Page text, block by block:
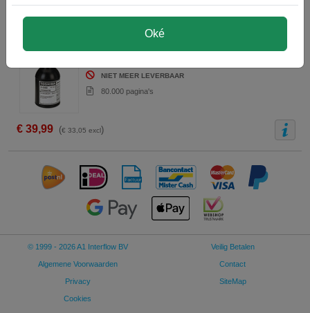
Toshiba D-2060 developer zwart (origineel)
NIET MEER LEVERBAAR
80.000 pagina's
€ 39,99 (€ 33,05 excl)
© 1999 - 2026 A1 Interflow BV
Algemene Voorwaarden
Privacy
Cookies
Veilig Betalen
Contact
SiteMap
Oké